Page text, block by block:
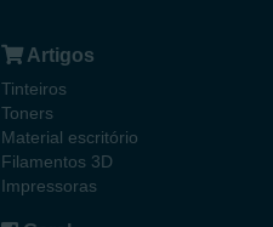
Artigos
Tinteiros
Toners
Material escritório
Filamentos 3D
Impressoras